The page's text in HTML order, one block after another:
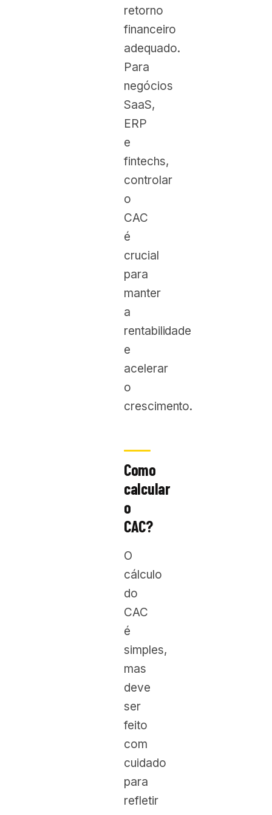
retorno
financeiro
adequado.
Para
negócios
SaaS,
ERP
e
fintechs,
controlar
o
CAC
é
crucial
para
manter
a
rentabilidade
e
acelerar
o
crescimento.
Como
calcular
o
CAC?
O
cálculo
do
CAC
é
simples,
mas
deve
ser
feito
com
cuidado
para
refletir